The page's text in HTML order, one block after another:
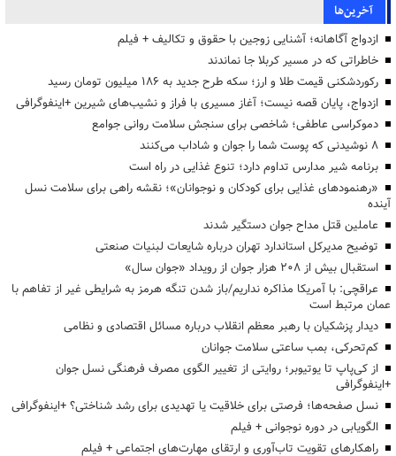
آخرین‌ها
ازدواج آگاهانه؛ آشنایی زوجین با حقوق و تکالیف + فیلم
خاطراتی که در مسیر کربلا جا نماندند
رکوردشکنی قیمت طلا و ارز؛ سکه طرح جدید به ۱۸۶ میلیون تومان رسید
ازدواج، پایان قصه نیست؛ آغاز مسیری با فراز و نشیب‌های شیرین +اینفوگرافی
دموکراسی عاطفی؛ شاخصی برای سنجش سلامت روانی جوامع
۸ نوشیدنی که پوست شما را جوان و شاداب می‌کنند
برنامه شیر مدارس تداوم دارد؛ تنوع غذایی در راه است
«رهنمودهای غذایی برای کودکان و نوجوانان»؛ نقشه راهی برای سلامت نسل
آینده
عاملین قتل مداح جوان دستگیر شدند
توضیح مدیرکل استاندارد تهران درباره شایعات لبنیات صنعتی
استقبال بیش از ۲۰۸ هزار جوان از رویداد «جوان سال»
عراقچی: با آمریکا مذاکره نداریم/باز شدن تنگه هرمز به شرایطی غیر از تفاهم با
عمان مرتبط است
دیدار پزشکیان با رهبر معظم انقلاب درباره مسائل اقتصادی و نظامی
کم‌تحرکی، بمب ساعتی سلامت جوانان
از کی‌پاپ تا یوتیوبر؛ روایتی از تغییر الگوی مصرف فرهنگی نسل جوان
+اینفوگرافی
نسل صفحه‌ها؛ فرصتی برای خلاقیت یا تهدیدی برای رشد شناختی؟ +اینفوگرافی
الگویابی در دوره نوجوانی + فیلم
راهکارهای تقویت تاب‌آوری و ارتقای مهارت‌های اجتماعی + فیلم